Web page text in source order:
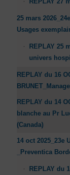
25 mars
Usages
REPLAY 25
univers
REPLAY du 16
REPLAY du 14
blanche au Pr
(Canada)
14 oct 2025_23e
_Preventica
REPLAY du